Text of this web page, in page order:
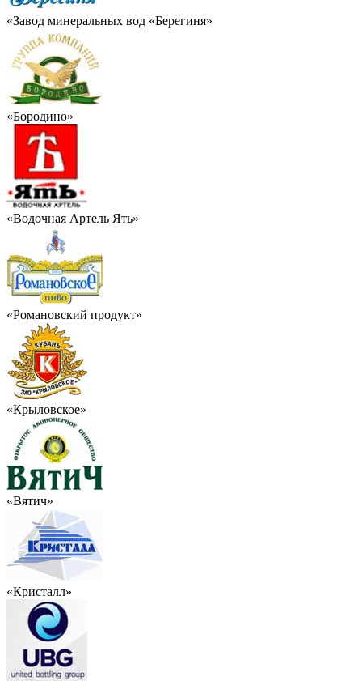
«Завод минеральных вод «Берегиня»
«Бородино»
«Водочная Артель Ять»
«Романовский продукт»
«Крыловское»
«Вятич»
«Кристалл»